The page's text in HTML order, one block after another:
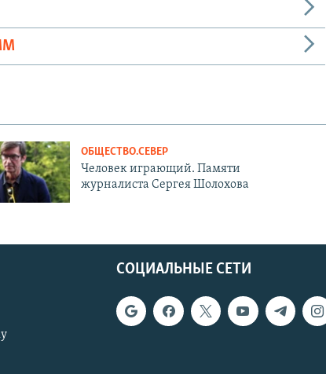
ОБЩЕСТВО.СЕВЕР
Человек играющий. Памяти
журналиста Сергея Шолохова
СОЦИАЛЬНЫЕ СЕТИ